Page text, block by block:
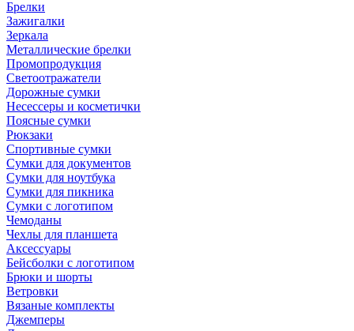
Брелки
Зажигалки
Зеркала
Металлические брелки
Промопродукция
Светоотражатели
Дорожные сумки
Несессеры и косметички
Поясные сумки
Рюкзаки
Спортивные сумки
Сумки для документов
Сумки для ноутбука
Сумки для пикника
Сумки с логотипом
Чемоданы
Чехлы для планшета
Аксессуары
Бейсболки с логотипом
Брюки и шорты
Ветровки
Вязаные комплекты
Джемперы